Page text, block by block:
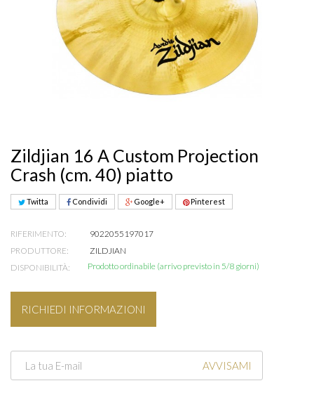
Zildjian 16 A Custom Projection
Crash (cm. 40) piatto
Twitta Condividi Google+ Pinterest
RIFERIMENTO:
9022055197017
PRODUTTORE:
ZILDJIAN
DISPONIBILITÀ:
Prodotto ordinabile (arrivo previsto in 5/8 giorni)
RICHIEDI INFORMAZIONI
AVVISAMI